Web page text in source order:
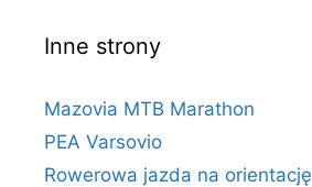
Inne strony
Mazovia MTB Marathon
PEA Varsovio
Rowerowa jazda na orientację